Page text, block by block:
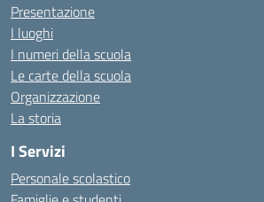
Presentazione
I luoghi
I numeri della scuola
Le carte della scuola
Organizzazione
La storia
I Servizi
Personale scolastico